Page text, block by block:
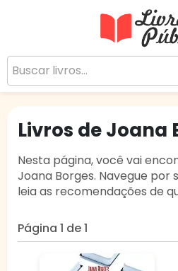
Sua
Livros de Joana
Nesta página, você vai
Joana Borges. Navegue por
leia as recomendações de
Página 1 de 1